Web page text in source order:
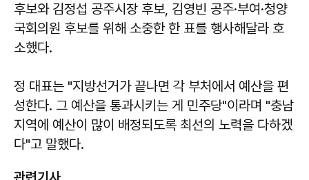
후보와 김정섭 공주시장 후보, 김영빈 공주·부여·청양
국회의원 후보를 위해 소중한 한 표를 행사해달라 호
소했다.
정 대표는 "지방선거가 끝나면 각 부처에서 예산을 편
성한다. 그 예산을 통과시키는 게 민주당"이라며 "충남
지역에 예산이 많이 배정되도록 최선의 노력을 다하겠
다"고 말했다.